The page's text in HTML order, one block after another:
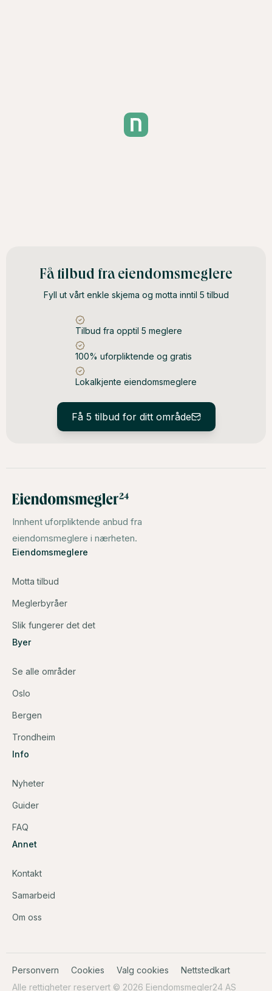
Få tilbud fra eiendomsmeglere
Fyll ut vårt enkle skjema og motta inntil 5 tilbud
Tilbud fra opptil 5 meglere
100% uforpliktende og gratis
Lokalkjente eiendomsmeglere
Få 5 tilbud for ditt område
Innhent uforpliktende anbud fra
eiendomsmeglere i nærheten.
Eiendomsmeglere
Motta tilbud
Meglerbyråer
Slik fungerer det det
Byer
Se alle områder
Oslo
Bergen
Trondheim
Info
Nyheter
Guider
FAQ
Annet
Kontakt
Samarbeid
Om oss
Personvern Cookies Valg cookies
Nettstedkart
Alle rettigheter reservert © 2026 Eiendomsmegler24 AS